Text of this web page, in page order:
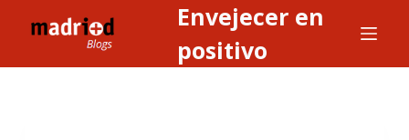
l
Envejecer en
positivo